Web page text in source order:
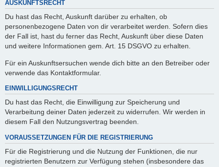
AUSKUNFTSRECHT
Du hast das Recht, Auskunft darüber zu erhalten, ob
personenbezogene Daten von dir verarbeitet werden. Sofern dies
der Fall ist, hast du ferner das Recht, Auskunft über diese Daten
und weitere Informationen gem. Art. 15 DSGVO zu erhalten.
Für ein Auskunftsersuchen wende dich bitte an den Betreiber oder
verwende das Kontaktformular.
EINWILLIGUNGSRECHT
Du hast das Recht, die Einwilligung zur Speicherung und
Verarbeitung deiner Daten jederzeit zu widerrufen. Wir werden in
diesem Fall den Nutzungsvertrag beenden.
VORAUSSETZUNGEN FÜR DIE REGISTRIERUNG
Für die Registrierung und die Nutzung der Funktionen, die nur
registrierten Benutzern zur Verfügung stehen (insbesondere das